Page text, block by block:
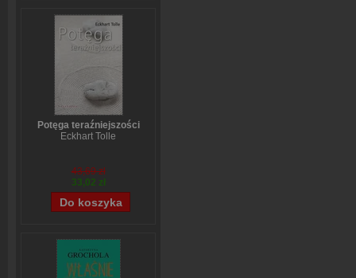
Potęga teraźniejszości
Eckhart Tolle
43,69 zł
33,02 zł